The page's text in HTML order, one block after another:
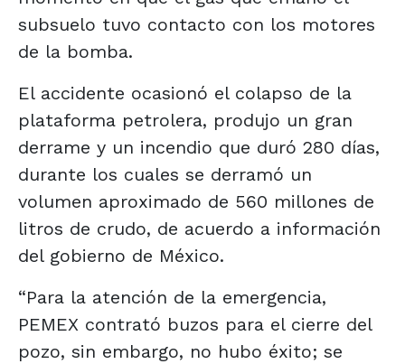
subsuelo tuvo contacto con los motores
de la bomba.
El accidente ocasionó el colapso de la
plataforma petrolera, produjo un gran
derrame y un incendio que duró 280 días,
durante los cuales se derramó un
volumen aproximado de 560 millones de
litros de crudo, de acuerdo a información
del gobierno de México.
“Para la atención de la emergencia,
PEMEX contrató buzos para el cierre del
pozo, sin embargo, no hubo éxito; se